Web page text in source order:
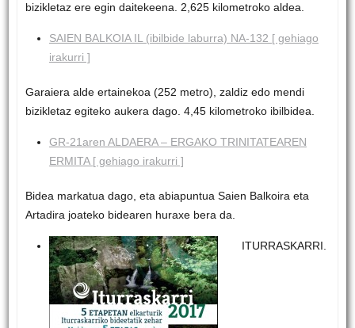
bizikletaz ere egin daitekeena. 2,625 kilometroko aldea.
SAIEN BALKOIA IL (ibilbide laburra) NA-132 [ gehiago
irakurri ]
Garaiera alde ertainekoa (252 metro), zaldiz edo mendi
bizikletaz egiteko aukera dago. 4,45 kilometroko ibilbidea.
GR-21aren ALDAERA – ERGAKO TRINITATEAREN
ERMITA [ gehiago irakurri ]
Bidea markatua dago, eta abiapuntua Saien Balkoira eta
Artadira joateko bidearen huraxe bera da.
ITURRASKARRI.